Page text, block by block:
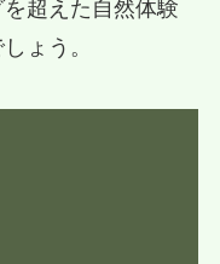
超えた自然体験
ょう。